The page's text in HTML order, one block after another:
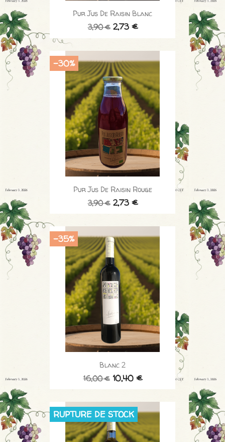
Pur Jus De Raisin Blanc
3,90 € 2,73 €
Pur Jus De Raisin Rouge
3,90 € 2,73 €
-30%
Blanc 2
16,00 € 10,40 €
-35%
RUPTURE DE STOCK